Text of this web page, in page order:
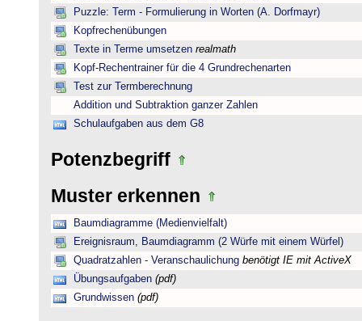
Puzzle: Term - Formulierung in Worten (A. Dorfmayr)
Kopfrechenübungen
Texte in Terme umsetzen realmath
Kopf-Rechentrainer für die 4 Grundrechenarten
Test zur Termberechnung
Addition und Subtraktion ganzer Zahlen
Schulaufgaben aus dem G8
Potenzbegriff
Muster erkennen
Baumdiagramme (Medienvielfalt)
Ereignisraum, Baumdiagramm (2 Würfe mit einem Würfel)
Quadratzahlen - Veranschaulichung benötigt IE mit ActiveX
Übungsaufgaben (pdf)
Grundwissen (pdf)